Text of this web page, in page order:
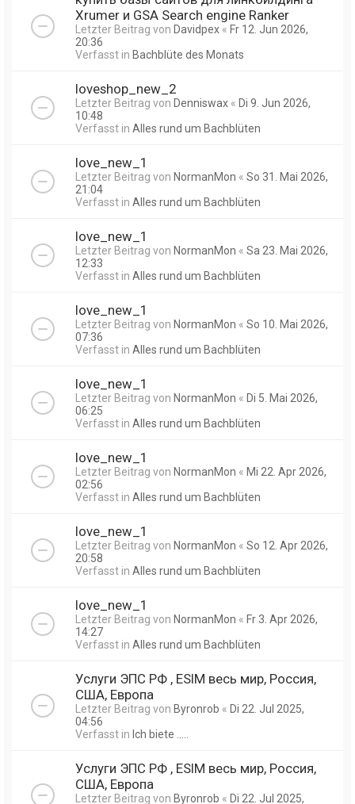
Xrumer и GSA Search engine Ranker
Letzter Beitrag von Davidpex « Fr 12. Jun 2026,
20:36
Verfasst in Bachblüte des Monats
loveshop_new_2
Letzter Beitrag von Denniswax « Di 9. Jun 2026,
10:48
Verfasst in Alles rund um Bachblüten
love_new_1
Letzter Beitrag von NormanMon « So 31. Mai 2026,
21:04
Verfasst in Alles rund um Bachblüten
love_new_1
Letzter Beitrag von NormanMon « Sa 23. Mai 2026,
12:33
Verfasst in Alles rund um Bachblüten
love_new_1
Letzter Beitrag von NormanMon « So 10. Mai 2026,
07:36
Verfasst in Alles rund um Bachblüten
love_new_1
Letzter Beitrag von NormanMon « Di 5. Mai 2026,
06:25
Verfasst in Alles rund um Bachblüten
love_new_1
Letzter Beitrag von NormanMon « Mi 22. Apr 2026,
02:56
Verfasst in Alles rund um Bachblüten
love_new_1
Letzter Beitrag von NormanMon « So 12. Apr 2026,
20:58
Verfasst in Alles rund um Bachblüten
love_new_1
Letzter Beitrag von NormanMon « Fr 3. Apr 2026,
14:27
Verfasst in Alles rund um Bachblüten
Услуги ЭПС РФ , ESIM весь мир, Россия,
США, Европа
Letzter Beitrag von Byronrob « Di 22. Jul 2025,
04:56
Verfasst in Ich biete .....
Услуги ЭПС РФ , ESIM весь мир, Россия,
США, Европа
Letzter Beitrag von Byronrob « Di 22. Jul 2025,